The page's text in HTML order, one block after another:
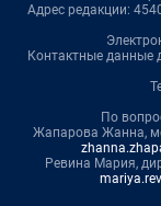
Адрес редакции:
Контактные данные
По
Жапарова Жанна,
Ревина Мария,